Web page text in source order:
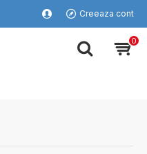
Creeaza cont
0